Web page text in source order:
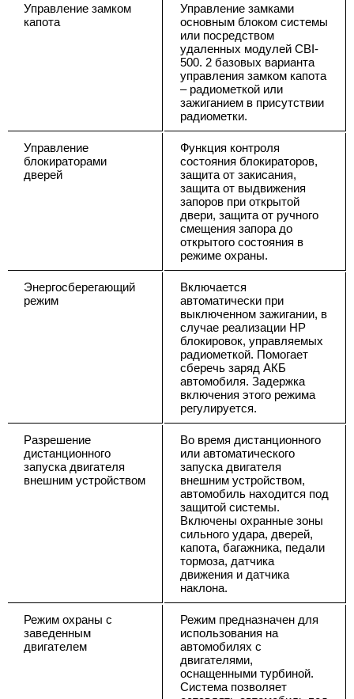
Управление замком
капота
Управление замками
основным блоком системы
или посредством
удаленных модулей CBI-
500. 2 базовых варианта
управления замком капота
– радиометкой или
зажиганием в присутствии
радиометки.
Управление
блокираторами
дверей
Функция контроля
состояния блокираторов,
защита от закисания,
защита от выдвижения
запоров при открытой
двери, защита от ручного
смещения запора до
открытого состояния в
режиме охраны.
Энергосберегающий
режим
Включается
автоматически при
выключенном зажигании, в
случае реализации НР
блокировок, управляемых
радиометкой. Помогает
сберечь заряд АКБ
автомобиля. Задержка
включения этого режима
регулируется.
Разрешение
дистанционного
запуска двигателя
внешним устройством
Во время дистанционного
или автоматического
запуска двигателя
внешним устройством,
автомобиль находится под
защитой системы.
Включены охранные зоны
сильного удара, дверей,
капота, багажника, педали
тормоза, датчика
движения и датчика
наклона.
Режим охраны с
заведенным
двигателем
Режим предназначен для
использования на
автомобилях с
двигателями,
оснащенными турбиной.
Система позволяет